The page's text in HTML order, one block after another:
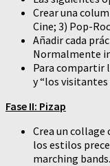
Crear una
Cine; 3) Pop-
Añadir cada
Normalmente
Para compartir
y “los visitantes
Fase II: Pizap
Crea un collage
los estilos
marching bands.